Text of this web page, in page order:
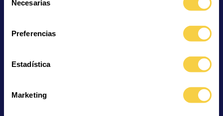
Necesarias
Preferencias
Estadística
Marketing